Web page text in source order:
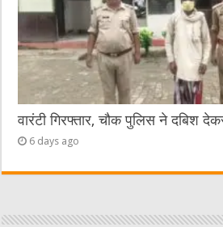
वारंटी गिरफ्तार, चौक पुलिस ने दबिश
6 days ago